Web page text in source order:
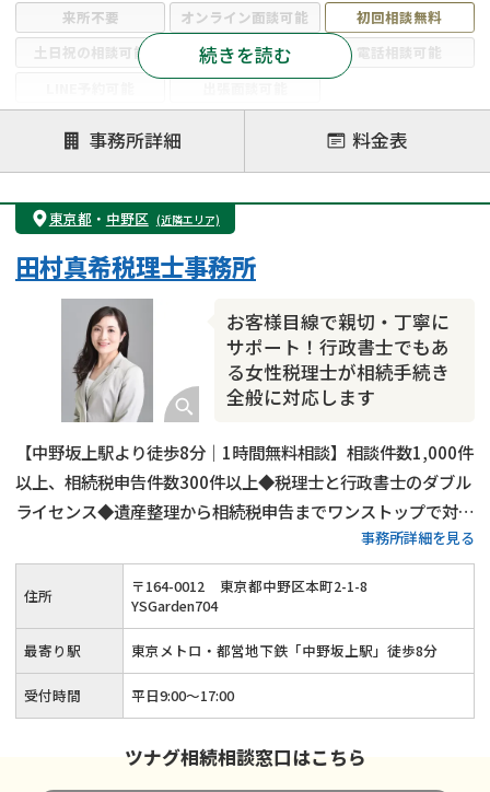
来所不要 オンライン面談可能
初回相談無料
土日祝の相談可能
19時以降電話可能
電話相談可能
注力案件
遺言書作成・遺言執行
相続放棄
相続登記
遺産分割
遺留分侵害額請求
相続税申告
相続手続き
銀行手続き
成年後見・任意後見
贈与税
相続人調査
相続財産調査
相続トラブル
続きを読む
事務所詳細 料金表
東京都 ・ 中野区 (近隣エリア)
お客様目線で親切・丁寧に
サポート！行政書士でもあ
る女性税理士が相続手続き
全般に対応します
田村真希税理士事務所
【中野坂上駅より徒歩8分｜1時間無料相談】相談件数1,000件
以上、相続税申告件数300件以上◆税理士と行政書士のダブル
ライセンス◆遺産整理から相続税申告までワンストップで対応
可能◆20年以上の実務経験がある女性税理士が、お客様の気
持ちに寄り添って親切・丁寧に相続手続きを行います。
事務所詳細を見る
住所 〒164-0012
東京都中野区本町2-1-8
YSGarden704
最寄り駅 東京メトロ・都営地下鉄「中野坂上駅」徒歩8分
受付時間 平日9:00〜17:00
ツナグ相続相談窓口はこちら